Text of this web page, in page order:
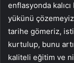
enflasyonda
yükünü
tarihe gömeriz,
kurtulup, bunu
kaliteli eğitim ve